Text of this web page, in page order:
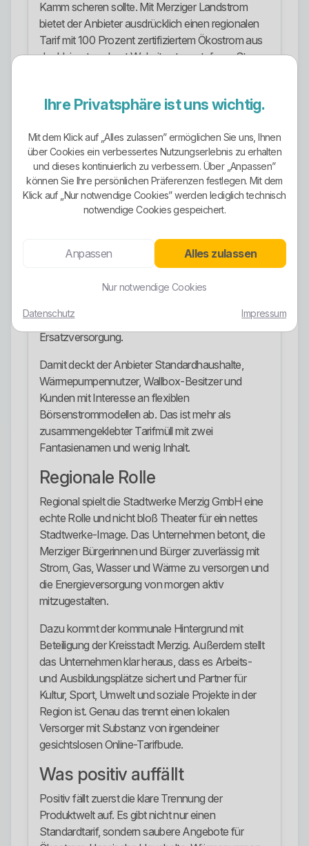
Kamm scheren sollte. Mit Merziger Landstrom
bietet der Anbieter ausdrücklich einen regionalen
Tarif mit 100 Prozent zertifiziertem Ökostrom aus
der Heimat an. Laut Website stammt dieser Strom
Das ist ein echter Pluspunkt, weil hier nicht nur
irgendein grünes Etikett drangeklebt wird, sondern
der regionale Bezug klar mitkommuniziert wird.
Gleichzeitig zeigt die Tarifstruktur auch, dass
Kunden zwischen eher klassischer und klar
ökologisch ausgerichteter Produktwelt wählen
können.
Im Stromangebot sind Merziger Landstrom,
Merziger Komfortstrom, Merziger
Wärmepumpenstrom, ein dynamischer Stromtarif
wird das Portfolio durch die Grund- und
Ersatzversorgung.
Damit deckt der Anbieter Standardhaushalte,
Wärmepumpennutzer, Wallbox-Besitzer und
Kunden mit Interesse an flexiblen
Börsenstrommodellen ab. Das ist mehr als
zusammengeklebter Tarifmüll mit zwei
Fantasienamen und wenig Inhalt.
Regionale Rolle
Regional spielt die Stadtwerke Merzig GmbH eine
echte Rolle und nicht bloß Theater für ein nettes
Stadtwerke-Image. Das Unternehmen betont, die
Merziger Bürgerinnen und Bürger zuverlässig mit
Strom, Gas, Wasser und Wärme zu versorgen und
die Energieversorgung von morgen aktiv
mitzugestalten.
Dazu kommt der kommunale Hintergrund mit
Beteiligung der Kreisstadt Merzig. Außerdem stellt
das Unternehmen klar heraus, dass es Arbeits-
und Ausbildungsplätze sichert und Partner für
Kultur, Sport, Umwelt und soziale Projekte in der
Region ist. Genau das trennt einen lokalen
Versorger mit Substanz von irgendeiner
gesichtslosen Online-Tarifbude.
Was positiv auffällt
Positiv fällt zuerst die klare Trennung der
Produktwelt auf. Es gibt nicht nur einen
Standardtarif, sondern saubere Angebote für
Ihre Privatsphäre ist uns wichtig.
Mit dem Klick auf „Alles zulassen” ermöglichen Sie uns, Ihnen
über Cookies ein verbessertes Nutzungserlebnis zu erhalten
und dieses kontinuierlich zu verbessern. Über „Anpassen”
können Sie Ihre persönlichen Präferenzen festlegen. Mit dem
Klick auf „Nur notwendige Cookies” werden lediglich technisch
notwendige Cookies gespeichert.
Anpassen Alles zulassen
Nur notwendige Cookies
Datenschutz Impressum